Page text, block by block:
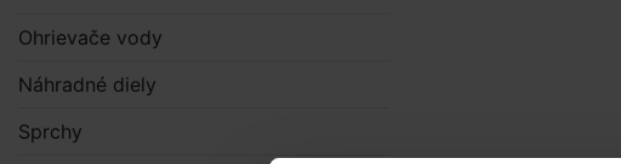
Ohrievače vody
Náhradné diely
Sprchy